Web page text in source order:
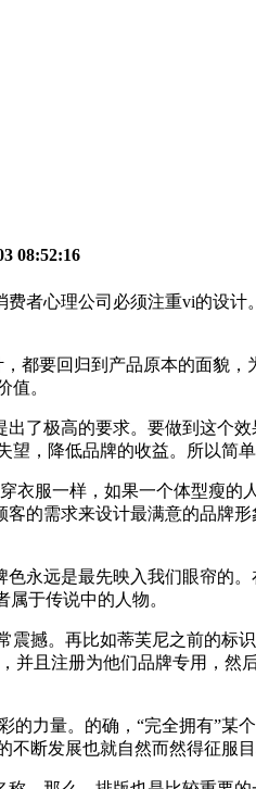
08:52:16
者心理公司必须注重vi的设
都要回归到产品原本的面貌
值。
了极高的要求。要做到这个
，降低品牌的收益。所以简
衣服一样，如果一个体型瘦的
的需求来设计最满意的品牌
永远是最先映入我们眼帘的
于传说中的人物。
撼。再比如蒂芙尼之前的标
并且注册为他们品牌专用，然
力量。的确，“完全拥有”某
断发展也就自然而然得征服目